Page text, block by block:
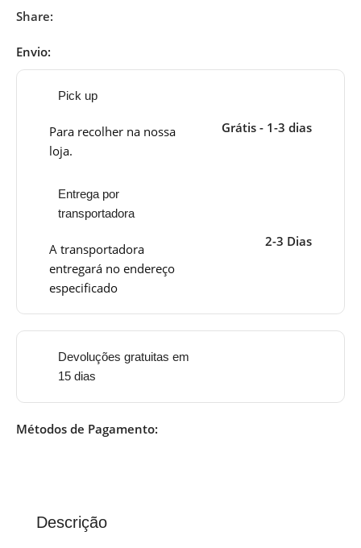
Share:
Envio:
Pick up
Para recolher na nossa
loja.
Grátis - 1-3 dias
Entrega por
transportadora
A transportadora
entregará no endereço
especificado
2-3 Dias
Devoluções gratuitas em
15 dias
Métodos de Pagamento:
Descrição